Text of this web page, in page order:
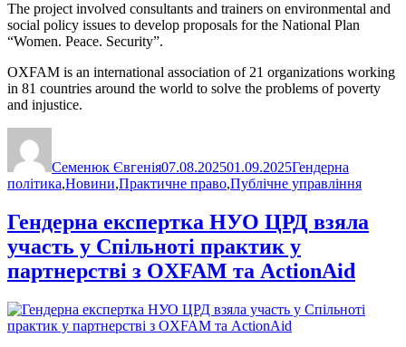
The project involved consultants and trainers on environmental and
social policy issues to develop proposals for the National Plan
“Women. Peace. Security”.
OXFAM is an international association of 21 organizations working
in 81 countries around the world to solve the problems of poverty
and injustice.
Семенюк Євгенія07.08.202501.09.2025Гендерна
політика,Новини,Практичне право,Публічне управління
Гендерна експертка НУО ЦРД взяла
участь у Спільноті практик у
партнерстві з OXFAM та ActionAid